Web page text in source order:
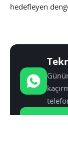
hedefleyen